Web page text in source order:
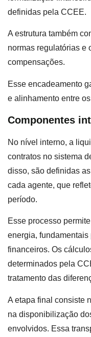
definidas pela CCEE.
A estrutura também
normas regulatórias e
compensações.
Esse encadeamento
e alinhamento entre
Componentes
No nível interno, a
contratos no sistema
disso, são definidas
cada agente, que
período.
Esse processo
energia,
financeiros. Os
determinados pela
tratamento das
A etapa final consiste
na disponibilização
envolvidos. Essa